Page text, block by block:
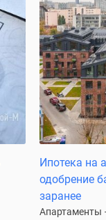
Ипотека на
одобрение
заранее
Апартаменты